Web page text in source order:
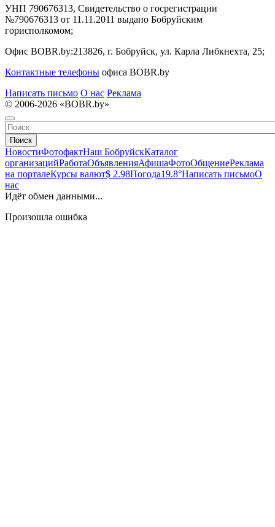
УНП 790676313, Свидетельство о госрегистрации
№790676313 от 11.11.2011 выдано Бобруйским
горисполкомом;
Офис BOBR.by:213826, г. Бобруйск, ул. Карла Либкнехта, 25;
Контактные телефоны офиса BOBR.by
Написать письмо О нас Реклама
© 2006-2026 «BOBR.by»
Поиск
НовостиФотофактНаш БобруйскКаталог
организацийРаботаОбъявленияАфишаФотоОбщениеРеклама
на порталеКурсы валют$ 2.98Погода19.8°Написать письмоО
нас
Идёт обмен данными...
Произошла ошибка